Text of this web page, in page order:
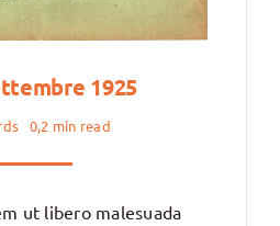
1925
0,2 min read
ut libero malesuada